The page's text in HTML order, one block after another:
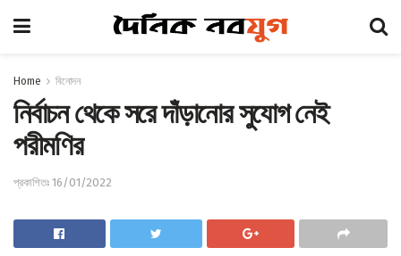
Home বিনোদন
নির্বাচন থেকে সরে দাঁড়ানোর সুযোগ নেই
পরীমণির
প্রকাশিতঃ 16/01/2022